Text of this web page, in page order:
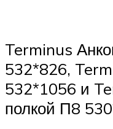
Terminus
532*826,
532*1056 и
полкой П8